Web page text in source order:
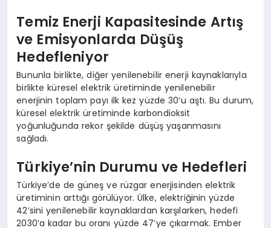
Temiz Enerji Kapasitesinde Artış
ve Emisyonlarda Düşüş
Hedefleniyor
Bununla birlikte, diğer yenilenebilir enerji kaynaklarıyla
birlikte küresel elektrik üretiminde yenilenebilir
enerjinin toplam payı ilk kez yüzde 30’u aştı. Bu durum,
küresel elektrik üretiminde karbondioksit
yoğunluğunda rekor şekilde düşüş yaşanmasını
sağladı.
Türkiye’nin Durumu ve Hedefleri
Türkiye’de de güneş ve rüzgar enerjisinden elektrik
üretiminin arttığı görülüyor. Ülke, elektriğinin yüzde
42’sini yenilenebilir kaynaklardan karşılarken, hedefi
2030’a kadar bu oranı yüzde 47’ye çıkarmak. Ember